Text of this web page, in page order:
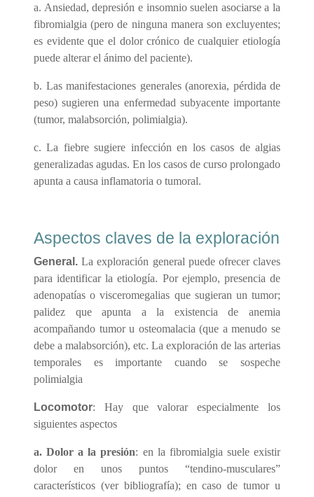
a. Ansiedad, depresión e insomnio suelen asociarse a la
fibromialgia (pero de ninguna manera son excluyentes;
es evidente que el dolor crónico de cualquier etiología
puede alterar el ánimo del paciente).
b. Las manifestaciones generales (anorexia, pérdida de
peso) sugieren una enfermedad subyacente importante
(tumor, malabsorción, polimialgia).
c. La fiebre sugiere infección en los casos de algias
generalizadas agudas. En los casos de curso prolongado
apunta a causa inflamatoria o tumoral.
Aspectos claves de la exploración
General.La exploración general puede ofrecer claves
para identificar la etiología. Por ejemplo, presencia de
adenopatías o visceromegalias que sugieran un tumor;
palidez que apunta a la existencia de anemia
acompañando tumor u osteomalacia (que a menudo se
debe a malabsorción), etc. La exploración de las arterias
temporales es importante cuando se sospeche
polimialgia
Locomotor: Hay que valorar especialmente los
siguientes aspectos
a.Dolor a la presión: en la fibromialgia suele existir
dolor en unos puntos “tendino-musculares”
característicos (ver bibliografía); en caso de tumor u